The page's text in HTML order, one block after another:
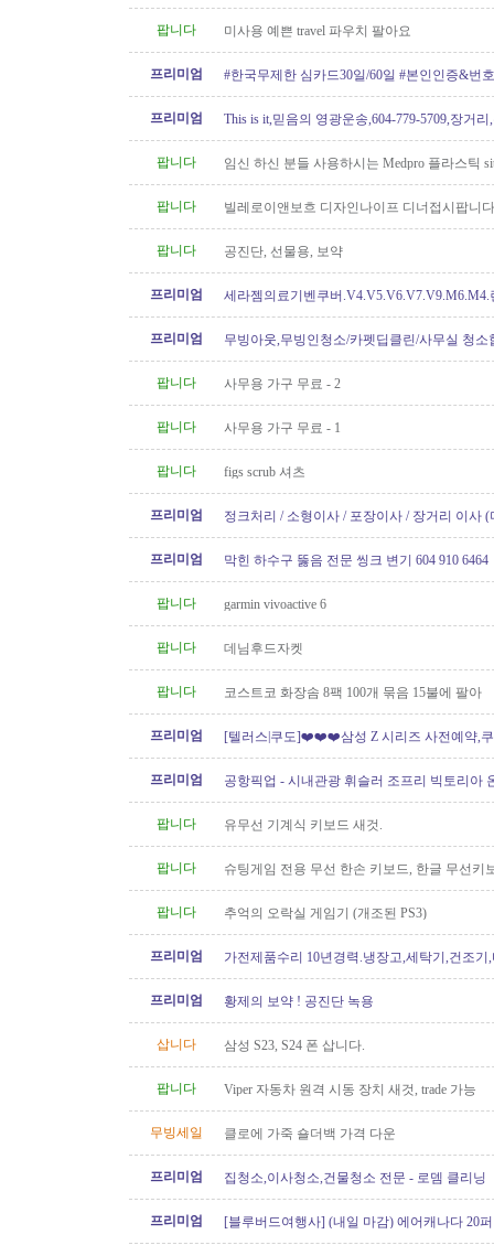
팝니다 미사용 예쁜 travel 파우치 팔아요
프리미엄 #한국무제한 심카드30일/60일 #본인인증&번
프리미엄 This is it,믿음의 영광운송,604-779-5709,장거리
팝니다
임신 하신 분들 사용하시는 Medpro 플라스틱
팝니다
빌레로이앤보흐 디자인나이프 디너접시팝니
팝니다 공진단, 선물용, 보약
프리미엄
세라젬의료기벤쿠버.V4.V5.V6.V7.V9.M6.M4.
프리미엄
무빙아웃,무빙인청소/카펫딥클린/사무실 청소
팝니다 사무용 가구 무료 - 2
팝니다 사무용 가구 무료 - 1
팝니다 figs scrub 셔츠
프리미엄 정크처리 / 소형이사 / 포장이사 / 장거리 이사 (
프리미엄 막힌 하수구 뚫음 전문 씽크 변기 604 910 6464
팝니다 garmin vivoactive 6
팝니다 데님후드자켓
팝니다 코스트코 화장솜 8팩 100개 묶음 15불에 팔아
프리미엄
[텔러스|쿠도]❤️❤️❤️삼성 Z 시리즈 사전예약,쿠
프리미엄
공항픽업 - 시내관광 휘슬러 조프리 빅토리아
팝니다
유무선 기계식 키보드 새것.
팝니다
슈팅게임 전용 무선 한손 키보드, 한글 무선키
팝니다
추억의 오락실 게임기 (개조된 PS3)
프리미엄
가전제품수리 10년경력.냉장고,세탁기,건조기
프리미엄
황제의 보약 ! 공진단 녹용
삽니다 삼성 S23, S24 폰 삽니다.
팝니다 Viper 자동차 원격 시동 장치 새것, trade 가능
무빙세일 클로에 가죽 숄더백 가격 다운
프리미엄 집청소,이사청소,건물청소 전문 - 로뎀 클리닝
프리미엄
[블루버드여행사] (내일 마감) 에어캐나다 20